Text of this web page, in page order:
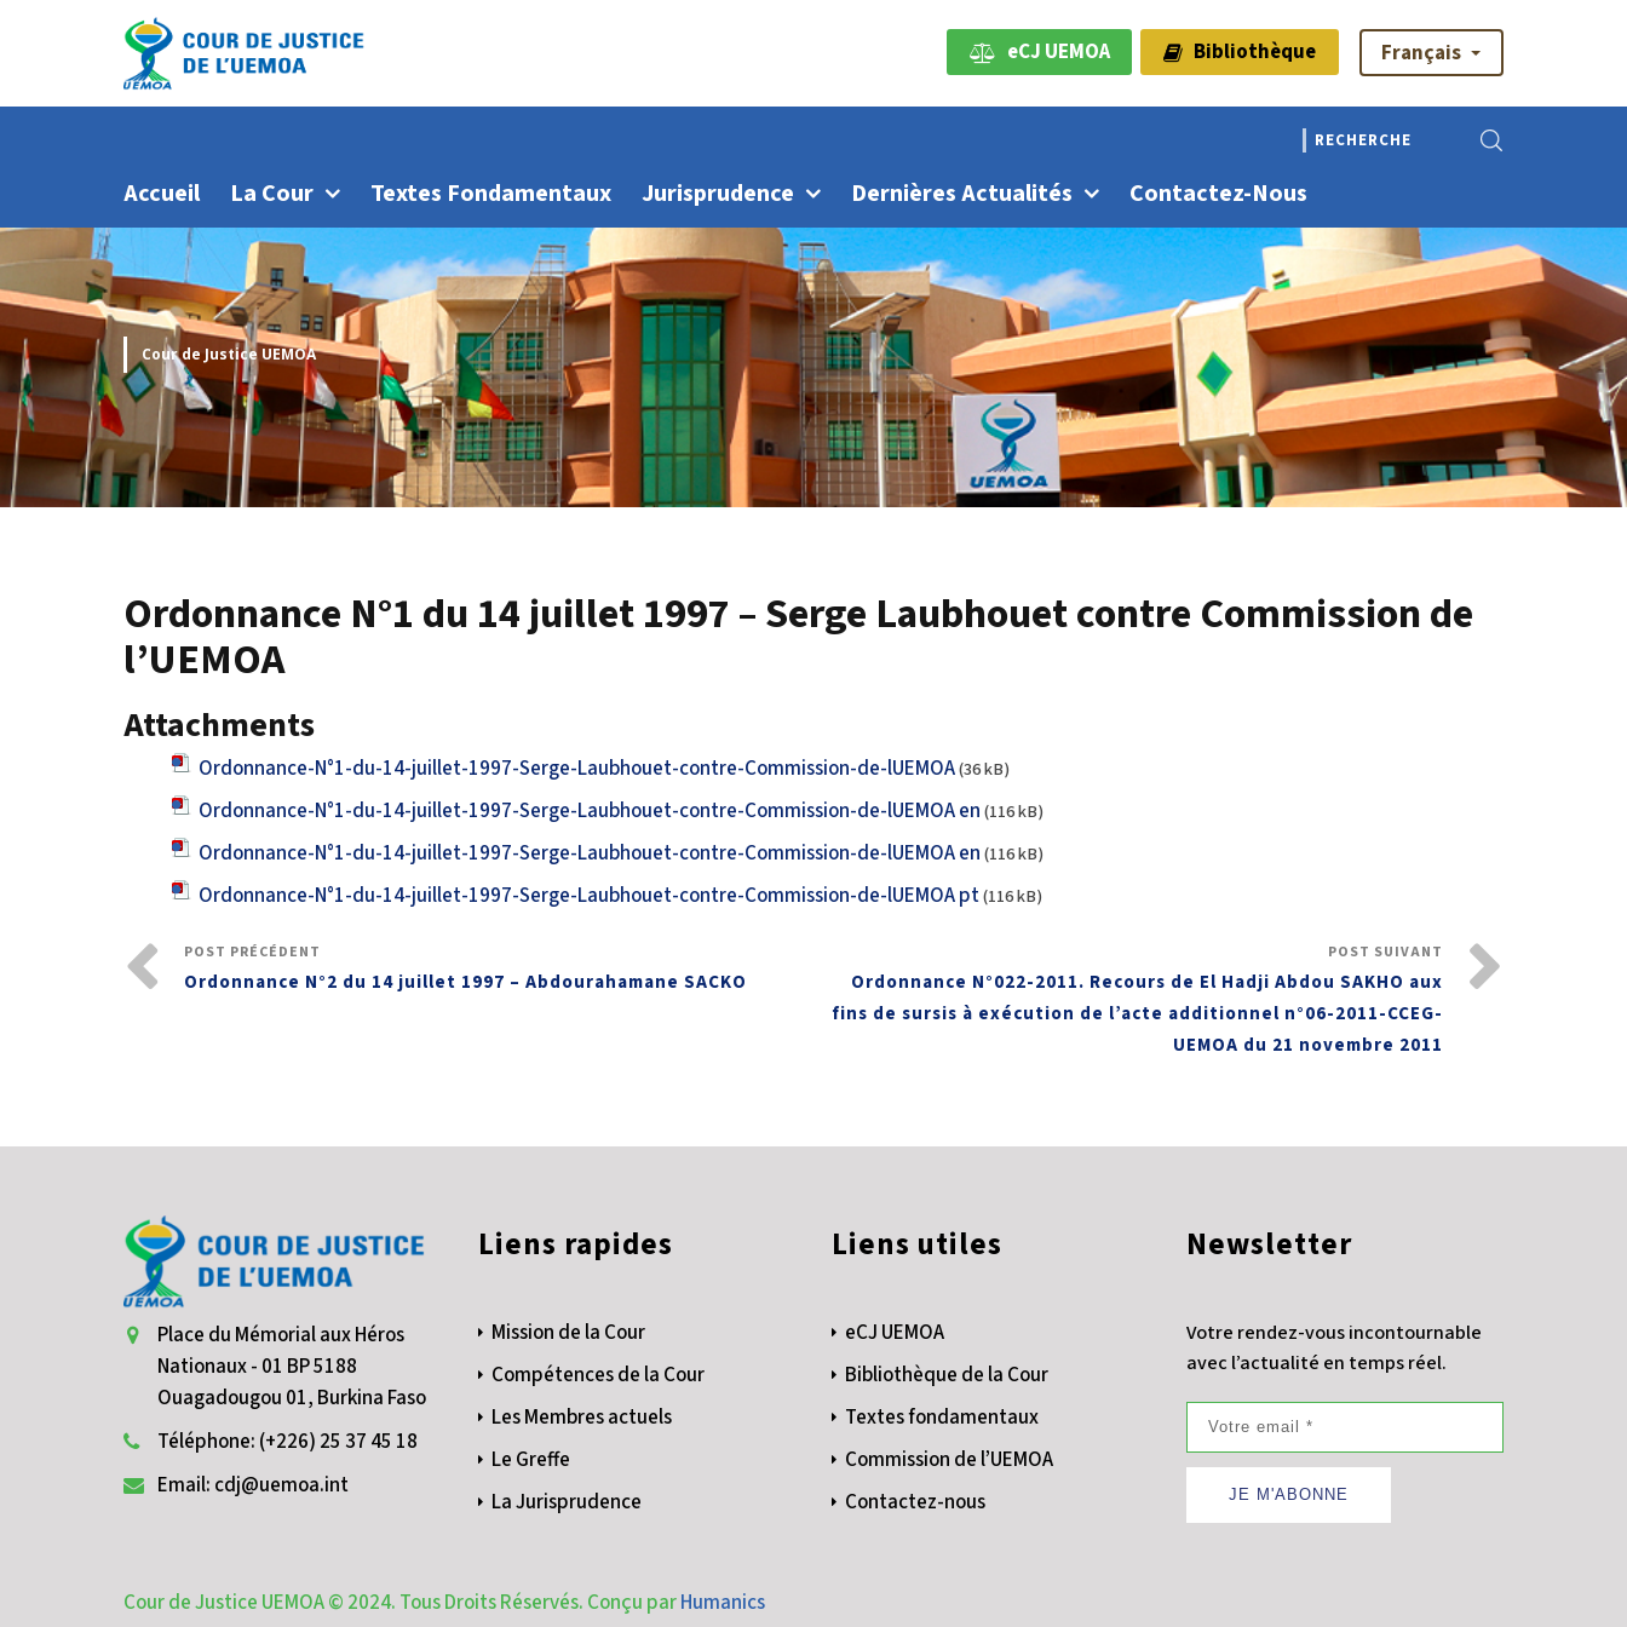
eCJ UEMOA Bibliothèque Français
Accueil La Cour Textes Fondamentaux Jurisprudence Dernières Actualités Contactez-Nous
Cour de Justice UEMOA
Ordonnance N°1 du 14 juillet 1997 – Serge Laubhouet contre Commission de
l’UEMOA
Attachments
Ordonnance-N°1-du-14-juillet-1997-Serge-Laubhouet-contre-Commission-de-lUEMOA(36 kB)
Ordonnance-N°1-du-14-juillet-1997-Serge-Laubhouet-contre-Commission-de-lUEMOA en(116 kB)
Ordonnance-N°1-du-14-juillet-1997-Serge-Laubhouet-contre-Commission-de-lUEMOA en(116 kB)
Ordonnance-N°1-du-14-juillet-1997-Serge-Laubhouet-contre-Commission-de-lUEMOA pt(116 kB)
POST PRÉCÉDENT
Ordonnance N°2 du 14 juillet 1997 – Abdourahamane SACKO
POST SUIVANT
Ordonnance N°022-2011. Recours de El Hadji Abdou SAKHO aux
fins de sursis à exécution de l’acte additionnel n°06-2011-CCEG-
UEMOA du 21 novembre 2011
Place du Mémorial aux Héros
Nationaux - 01 BP 5188
Ouagadougou 01, Burkina Faso
Téléphone: (+226) 25 37 45 18
Email: cdj@uemoa.int
Liens rapides
Mission de la Cour
Compétences de la Cour
Les Membres actuels
Le Greffe
La Jurisprudence
Liens utiles
eCJ UEMOA
Bibliothèque de la Cour
Textes fondamentaux
Commission de l’UEMOA
Contactez-nous
Newsletter
Votre rendez-vous incontournable
avec l’actualité en temps réel.
JE M'ABONNE
Cour de Justice UEMOA © 2024. Tous Droits Réservés. Conçu parHumanics